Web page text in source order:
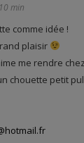
min
comme idée !
plaisir
me rendre
chouette petit